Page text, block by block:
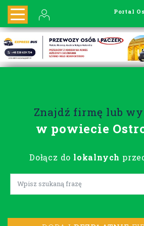
Portal
Znajdź firmę lub
w powiecie
Dołącz do lokalnych
Lorem ipsum